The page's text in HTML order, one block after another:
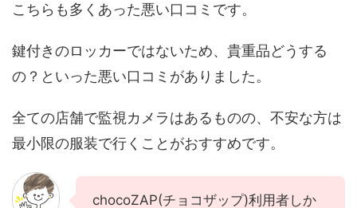
こちらも多くあった悪い口コミです。
鍵付きのロッカーではないため、貴重品どうする
の？といった悪い口コミがありました。
全ての店舗で監視カメラはあるものの、不安な方は
最小限の服装で行くことがおすすめです。
chocoZAP(チョコザップ)利用者しか